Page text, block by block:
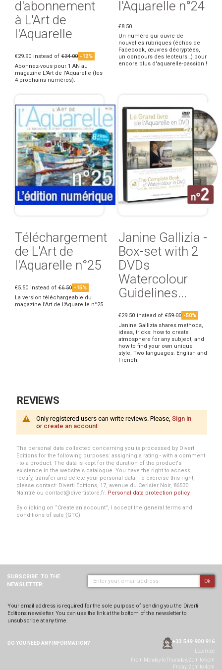
d'abonnement
à L'Art de
l'Aquarelle
€29.90 instead of €34.00 -12%
Abonnez-vous pour 1 AN au
magazine L'Art de l'Aquarelle (les
4 prochains numéros).
l'Aquarelle n°24
€8.50
Un numéro qui ouvre de
nouvelles rubriques (échos de
Facebook, œuvres décryptées,
un concours des lecteurs…) pour
encore plus d'aquarelle-passion !
Téléchargement
de L'Art de
l'Aquarelle n°25
€5.50 instead of €6.50 -15%
La version téléchargeable du
magazine l'Art de l'Aquarelle n°25
Janine Gallizia -
Box-set with 2
DVDs
Watercolour
Guidelines...
€29.50 instead of €59.00 -50%
Janine Gallizia shares methods,
ideas, tricks: how to create
atmosphere for any subject, and
how to find your own unique
style. Two languages: English and
French.
REVIEWS
Only registered users can write reviews. Please, Sign in
or create an account
The personal data collected concerning you is processed by Diverti
Editions for the following purposes: assigning a rating - with a comment
- to a product. The data is kept for the duration of the product's
existence in the website's catalogue. You have the right to access,
rectify, transfer and delete your personal data. To exercise this right,
please contact: Diverti Editions, 17, avenue du Cerisier Noir, 86530
Naintré ou contact@divertistore.fr. Personal data protection policy.
By clicking on “Create an account”, I accept the general terms and
conditions of sale (GTC).
SUBSCRIBE TO THE
NEWSLETTER:
Ok
Your email address is required for the sole purpose of sending you the Diverti
Editions newsletter. You can use the link at the bottom of the newsletter to
unsubscribe at any time.
DO YOU NEED ANY INFORMATION? +33 549 900 916
Local rate
From Monday to Thursday, 2pm to 5pm
Friday: 2pm to 4pm